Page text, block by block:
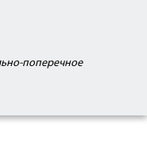
поперечное